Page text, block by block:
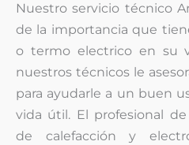
Nuestro servicio técnico
de la importancia que
o termo electrico en su
nuestros técnicos le
para ayudarle a un buen
vida útil. El profesional
de calefacción y